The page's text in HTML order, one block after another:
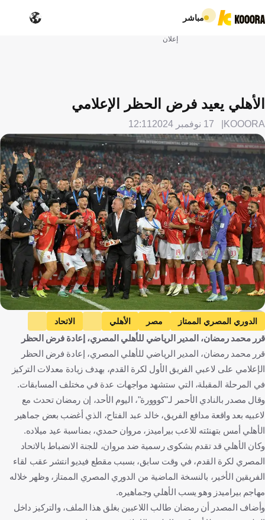
مباشر
إعلان
الأهلي يعيد فرض الحظر الإعلامي
KOOORA 17 نوفمبر 2024 12:11
AFP
الدوري المصري الممتاز مصر الأهلي
الاتحاد
بيراميدز
مروان حمدي خالد عبد الفتاح كرة قدم
قرر محمد رمضان، المدير الرياضي للأهلي المصري، إعادة فرض الحظر
قرر محمد رمضان، المدير الرياضي للأهلي المصري، إعادة فرض الحظر
الإعلامي على لاعبي الفريق الأول لكرة القدم، بهدف زيادة معدلات التركيز
في المرحلة المقبلة، التي ستشهد مواجهات عدة في مختلف المسابقات.
وقال مصدر بالنادي الأحمر لـ"كووورة"، اليوم الأحد، إن رمضان تحدث مع
لاعبيه بعد واقعة مدافع الفريق، خالد عبد الفتاح، الذي أغضب بعض جماهير
الأهلي أمس بتهنئته للاعب بيراميدز، مروان حمدي، بمناسبة عيد ميلاده.
وكان الأهلي قد تقدم بشكوى رسمية ضد مروان، للجنة الانضباط بالاتحاد
المصري لكرة القدم، في وقت سابق، بسبب مقطع فيديو انتشر عقب لقاء
الفريقين الأخير، بالنسخة الماضية من الدوري المصري الممتاز، وظهر خلاله
مهاجم بيراميدز وهو يسب الأهلي وجماهيره.
وأضاف المصدر أن رمضان طالب اللاعبين بغلق هذا الملف، والتركيز داخل